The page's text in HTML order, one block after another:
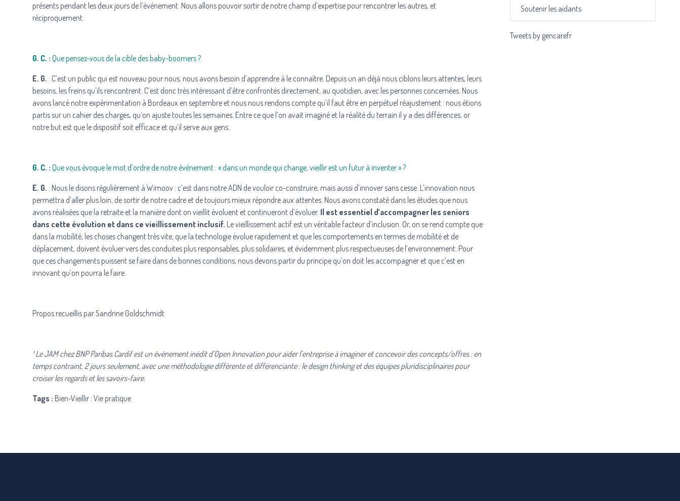
présents pendant les deux jours de l’événement. Nous allons pouvoir sortir de notre champ d’expertise pour rencontrer les autres, et
réciproquement.
G. C. : Que pensez-vous de la cible des baby-boomers ?
E. G. : C’est un public qui est nouveau pour nous, nous avons besoin d’apprendre à le connaître. Depuis un an déjà nous ciblons leurs attentes, leurs
besoins, les freins qu’ils rencontrent. C’est donc très intéressant d’être confrontés directement, au quotidien, avec les personnes concernées. Nous
avons lancé notre expérimentation à Bordeaux en septembre et nous nous rendons compte qu’il faut être en perpétuel réajustement : nous étions
partis sur un cahier des charges, qu’on ajuste toutes les semaines. Entre ce que l’on avait imaginé et la réalité du terrain il y a des différences, or
notre but est que le dispositif soit efficace et qu’il serve aux gens.
G. C. : Que vous évoque le mot d’ordre de notre événement : « dans un monde qui change, vieillir est un futur à inventer » ?
E. G. : Nous le disons régulièrement à Wimoov : c’est dans notre ADN de vouloir co-construire, mais aussi d’innover sans cesse. L’innovation nous
permettra d’aller plus loin, de sortir de notre cadre et de toujours mieux répondre aux attentes. Nous avons constaté dans les études que nous
avons réalisées que la retraite et la manière dont on vieillit évoluent et continueront d’évoluer. Il est essentiel d’accompagner les seniors
dans cette évolution et dans ce vieillissement inclusif. Le vieillissement actif est un véritable facteur d’inclusion. Or, on se rend compte que
dans la mobilité, les choses changent très vite, que la technologie évolue rapidement et que les comportements en termes de mobilité et de
déplacement, doivent évoluer vers des conduites plus responsables, plus solidaires, et évidemment plus respectueuses de l’environnement. Pour
que ces changements puissent se faire dans de bonnes conditions, nous devons partir du principe qu’on doit les accompagner et que c’est en
innovant qu’on pourra le faire.
Propos recueillis par Sandrine Goldschmidt
¹ Le JAM chez BNP Paribas Cardif est un événement inédit d’Open Innovation pour aider l’entreprise à imaginer et concevoir des concepts/offres : en
temps contraint, 2 jours seulement, avec une méthodologie différente et différenciante : le design thinking et des équipes pluridisciplinaires pour
croiser les regards et les savoirs-faire.
Tags : Bien-Vieillir : Vie pratique
Soutenir les aidants
Tweets by gencarefr